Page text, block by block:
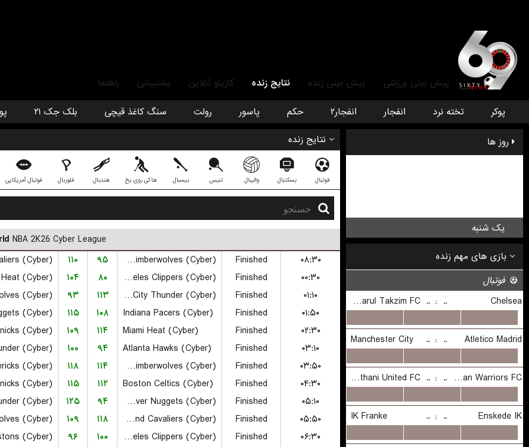
پیش بینی ورزشی پیش بینی زنده نتایج زنده کازینو آنلاین پشتیبانی راهنما
پوکر تخته نرد انفجار انفجار۲ حکم پاسور رولت سنگ کاغذ قیچی بلک جک ۲۱
روز ها
یک شنبه
نتایج زنده
فوتبال بسکتبال والیبال تنیس بیسبال هاکی روی یخ هندبال فلوربال فوتبال آمریکایی
NBA 2K26 Cyber League
۱۱۰ ۹۵ Minnesota Timberwolves (Cyber) Finished
۰۸:۳۰
(Cyber)
۱۰۴ ۸۰ Los Angeles Clippers (Cyber) Finished
۰۰:۳۰
۹۳ ۱۱۳ Oklahoma City Thunder (Cyber) Finished
۰۱:۱۰
۱۱۵ ۱۰۸ Indiana Pacers (Cyber) Finished
۰۱:۵۰
۱۰۹ ۱۱۴ Miami Heat (Cyber) Finished
۰۲:۳۰
۱۰۰ ۹۴ Atlanta Hawks (Cyber) Finished
۰۳:۱۰
۱۱۸ ۱۱۴ Minnesota Timberwolves (Cyber) Finished
۰۳:۵۰
۱۱۵ ۱۱۲ Boston Celtics (Cyber) Finished
۰۴:۳۰
۱۲۵ ۹۴ Denver Nuggets (Cyber) Finished
۰۵:۱۰
۱۰۹ ۱۱۸ Cleveland Cavaliers (Cyber) Finished
۰۵:۵۰
(Cyber)
۹۶ ۱۰۰ Los Angeles Clippers (Cyber) Finished
۰۶:۳۰